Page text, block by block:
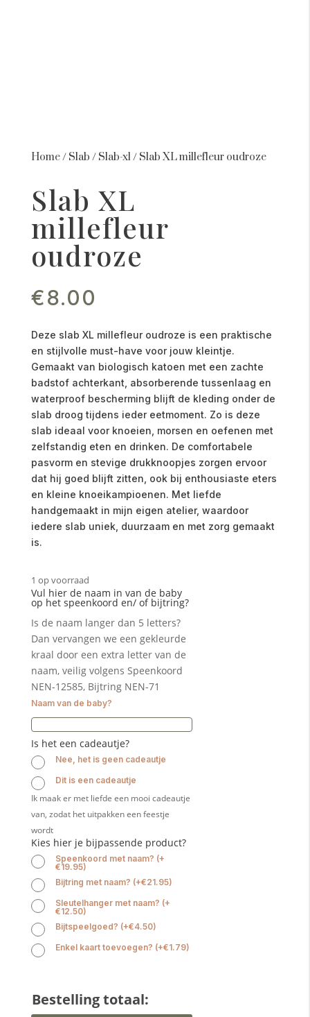
Home/ Slab / Slab-xl/ Slab XL millefleur oudroze
Slab XL
millefleur
oudroze
€8.00
Deze slab XL millefleur oudroze is een praktische
en stijlvolle must-have voor jouw kleintje.
Gemaakt van biologisch katoen met een zachte
badstof achterkant, absorberende tussenlaag en
waterproof bescherming blijft de kleding onder de
slab droog tijdens ieder eetmoment. Zo is deze
slab ideaal voor knoeien, morsen en oefenen met
zelfstandig eten en drinken. De comfortabele
pasvorm en stevige drukknoopjes zorgen ervoor
dat hij goed blijft zitten, ook bij enthousiaste eters
en kleine knoeikampioenen. Met liefde
handgemaakt in mijn eigen atelier, waardoor
iedere slab uniek, duurzaam en met zorg gemaakt
is.
1 op voorraad
Vul hier de naam in van de baby
op het speenkoord en/ of bijtring?
Is de naam langer dan 5 letters?
Dan vervangen we een gekleurde
kraal door een extra letter van de
naam, veilig volgens Speenkoord
NEN-12585, Bijtring NEN-71
Naam van de baby?
Is het een cadeautje?
Nee, het is geen cadeautje
Dit is een cadeautje
Ik maak er met liefde een mooi cadeautje
van, zodat het uitpakken een feestje
wordt
Kies hier je bijpassende product?
Speenkoord met naam? (+
€19.95)
Bijtring met naam? (+€21.95)
Sleutelhanger met naam? (+
€12.50)
Bijtspeelgoed? (+€4.50)
Enkel kaart toevoegen? (+€1.79)
Bestelling totaal: